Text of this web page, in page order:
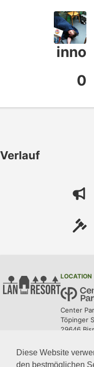
Diese Website
den bestmöglichen
inno
0
Verlauf
LOCATION
Center
Töpinger
29646
UPDATES